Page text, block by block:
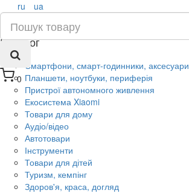
0
ru ua
Каталог
Смартфони, смарт-годинники, аксесуари
Планшети, ноутбуки, периферія
Пристрої автономного живлення
Екосистема Xiaomi
Товари для дому
Аудіо/відео
Автотовари
Інструменти
Товари для дітей
Туризм, кемпінг
Здоров'я, краса, догляд